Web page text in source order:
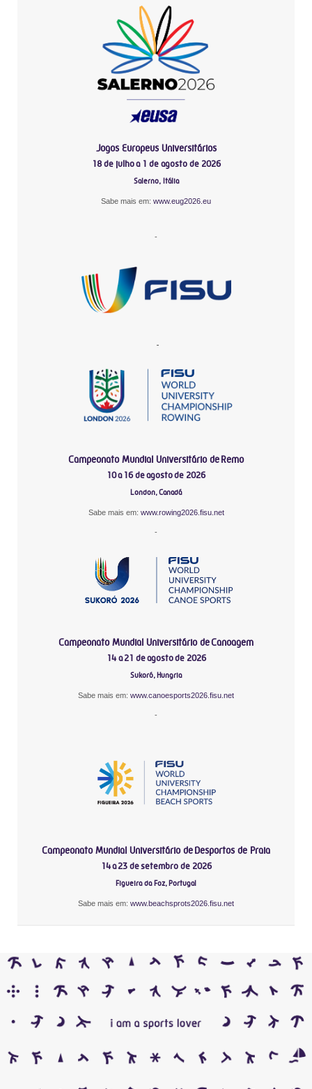
Jogos Europeus Universitários
18 de julho a 1 de agosto de 2026
Salerno, Itália
Sabe mais em: www.eug2026.eu
-
-
Campeonato Mundial Universitário de Remo
10 a 16 de agosto de 2026
London, Canadá
Sabe mais em: www.rowing2026.fisu.net
-
Campeonato Mundial Universitário de Canoagem
14 a 21 de agosto de 2026
Sukoró, Hungria
Sabe mais em: www.canoesports2026.fisu.net
-
Campeonato Mundial Universitário de Desportos de Praia
14 a 23 de setembro de 2026
Figueira da Foz, Portugal
Sabe mais em: www.beachsprots2026.fisu.net